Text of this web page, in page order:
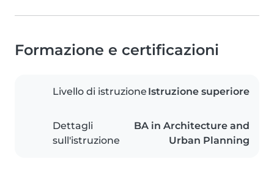
Formazione e certificazioni
Livello di istruzione Istruzione superiore
Dettagli
sull'istruzione
BA in Architecture and
Urban Planning